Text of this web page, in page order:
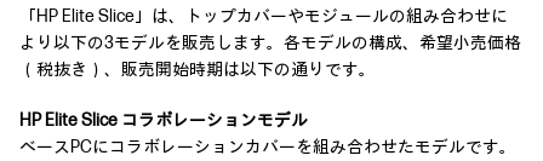
「HP Elite Slice」は、トップカバーやモジュールの組み合わせに
より以下の3モデルを販売します。各モデルの構成、希望小売価格
（税抜き）、販売開始時期は以下の通りです。
HP Elite Slice コラボレーションモデル
ベースPCにコラボレーションカバーを組み合わせたモデルです。